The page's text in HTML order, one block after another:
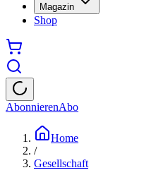
Magazin
Shop
AbonnierenAbo
Home
/
Gesellschaft